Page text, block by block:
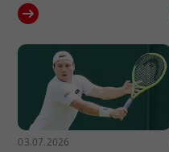
03.07.2026